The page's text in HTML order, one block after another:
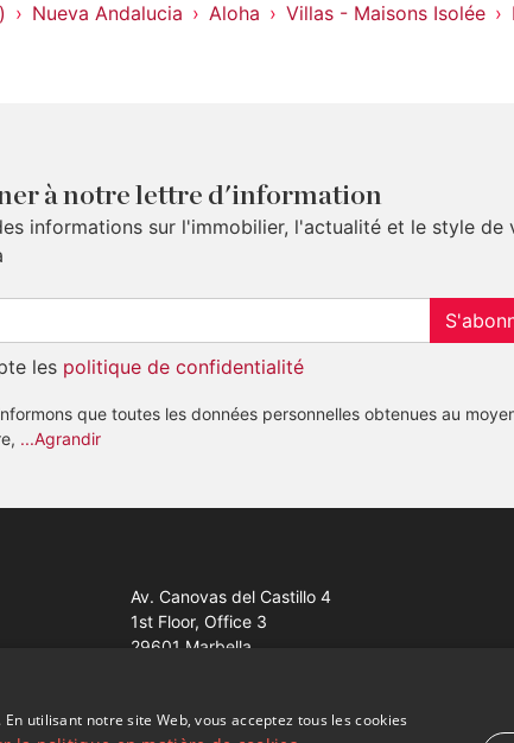
Nueva Andalucia Aloha Villas - Maisons Isolée
à notre lettre d'information
informations sur l'immobilier, l'actualité et le style de
les politique de confidentialité
que toutes les données personnelles obtenues au
...Agrandir
Av. Canovas del Castillo 4
1st Floor, Office 3
29601 Marbella
utilisant notre site Web, vous acceptez tous les cookies